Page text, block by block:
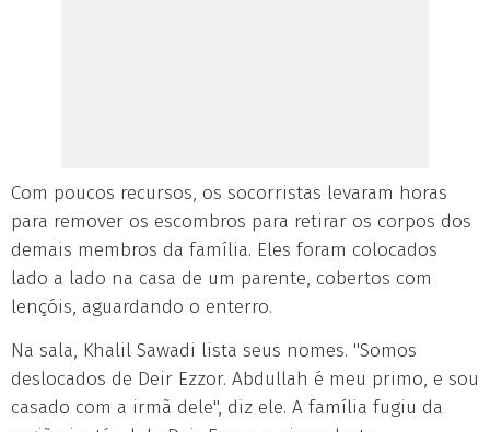
Com poucos recursos, os socorristas levaram horas
para remover os escombros para retirar os corpos dos
demais membros da família. Eles foram colocados
lado a lado na casa de um parente, cobertos com
lençóis, aguardando o enterro.
Na sala, Khalil Sawadi lista seus nomes. "Somos
deslocados de Deir Ezzor. Abdullah é meu primo, e sou
casado com a irmã dele", diz ele. A família fugiu da